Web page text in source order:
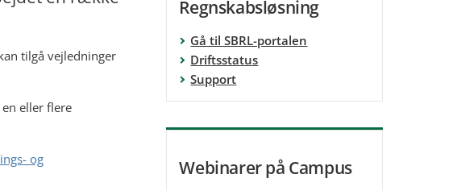
tilgå vejledninger
eller flere
og
Regnskabsløsning
Gå til SBRL-portalen
Driftsstatus
Support
Webinarer på Campus